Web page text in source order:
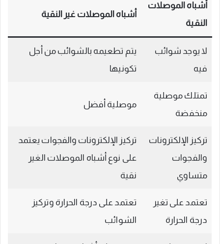
أشباه الموصلات
النقية
أشباه الموصلات غير النقية
لا يوجد شوائب
فيه
يتم تطعيمه بالشوائب من أجل
تكونيها
تمتلك موصلية
منخفضة
موصلية أفضل
تركيز الإلكترونات
والفجوات
متساوي
تركيز الإلكترونات والفجوات يعتمد
على نوع أشباه الموصلات الغير
نقية
تعتمد على تغير
درجة الحرارة
تعتمد على درجة الحرارة وتركيز
الشوائب